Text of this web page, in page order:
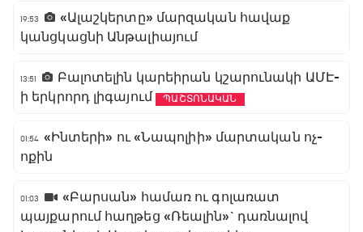
19:53
«Ալաշկերտը» մարզական հավաք
կանցկացնի Անթալիայում
13:51
Բալոտելին կարեիրան կշարունակի ԱՄԷ-
ի երկրորդ լիգայում
ՊԱՇՏՈՆԱԿԱՆ
01:54 «Ինտերի» ու «Նապոլիի» մարտական ոչ-
ոքին
01:03
«Բարսան» համառ ու գոլառատ
պայքարում հաղթեց «Ռեալին»` դառնալով